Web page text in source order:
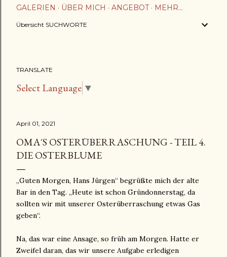
GALERIEN ÜBER MICH ANGEBOT MEHR…
Übersicht SUCHWORTE
TRANSLATE
Select Language ▼
April 01, 2021
OMA´S OSTERÜBERRASCHUNG - TEIL 4.
DIE OSTERBLUME
„Guten Morgen, Hans Jürgen“ begrüßte mich der alte
Bar in den Tag. „Heute ist schon Gründonnerstag, da
sollten wir mit unserer Osterüberraschung etwas Gas
geben“.
Na, das war eine Ansage, so früh am Morgen. Hatte er
Zweifel daran, das wir unsere Aufgabe erledigen